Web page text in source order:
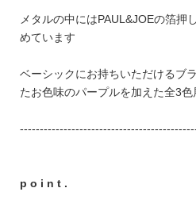
ご利用ガイド
プライバシーポリシー
メタルの中にはPAUL&JOEの箔押
めています
ベーシックにお持ちいただけるブ
たお色味のパープルを加えた全3色
p o i n t .